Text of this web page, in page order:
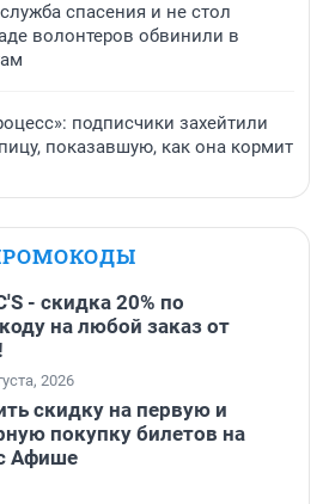
спасения и не стол
волонтеров обвинили в
подписчики захейтили
показавшую, как она кормит
- скидка 20% по
на любой заказ от
2026
скидку на первую и
покупку билетов на
Афише